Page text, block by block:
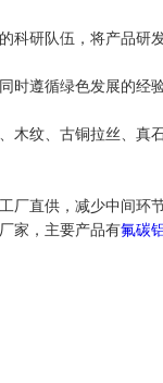
研队伍，将产品研
遵循绿色发展的经验
纹、古铜拉丝、真
直供，减少中间环节
家，主要产品有氟碳